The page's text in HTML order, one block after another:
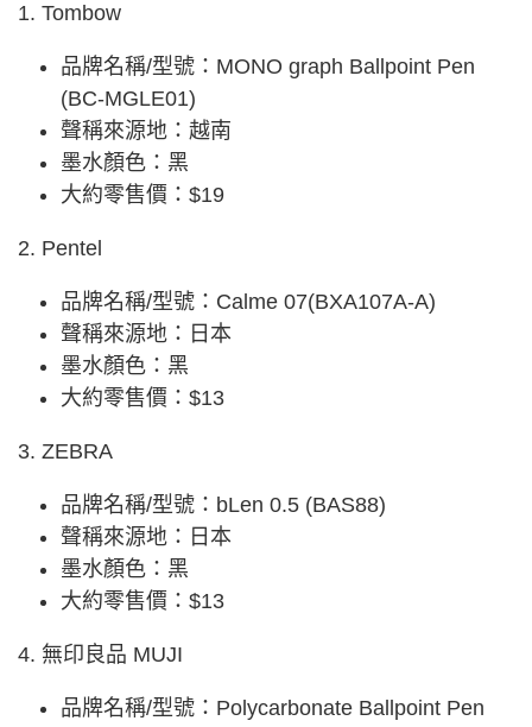
1. Tombow
品牌名稱/型號：MONO graph Ballpoint Pen
(BC-MGLE01)
聲稱來源地：越南
墨水顏色：黑
大約零售價：$19
2. Pentel
品牌名稱/型號：Calme 07(BXA107A-A)
聲稱來源地：日本
墨水顏色：黑
大約零售價：$13
3. ZEBRA
品牌名稱/型號：bLen 0.5 (BAS88)
聲稱來源地：日本
墨水顏色：黑
大約零售價：$13
4. 無印良品 MUJI
品牌名稱/型號：Polycarbonate Ballpoint Pen